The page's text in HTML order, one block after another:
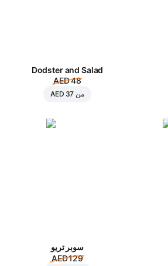
Dodster and Salad
AED 48
من AED 37
سوبر تريو
AED 129